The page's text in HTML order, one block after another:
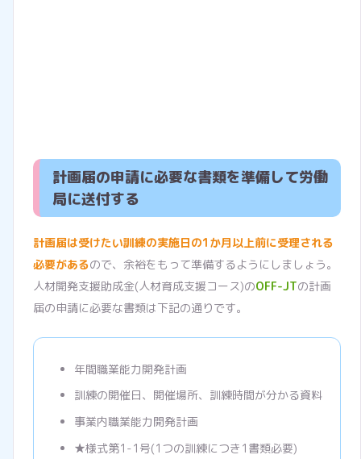
計画届の申請に必要な書類を準備して労働
局に送付する
計画届は受けたい訓練の実施日の1か月以上前に受理される
必要があるので、余裕をもって準備するようにしましょう。
人材開発支援助成金(人材育成支援コース)のOFF-JTの計画
届の申請に必要な書類は下記の通りです。
年間職業能力開発計画
訓練の開催日、開催場所、訓練時間が分かる資料
事業内職業能力開発計画
★様式第1-1号(1つの訓練につき1書類必要)